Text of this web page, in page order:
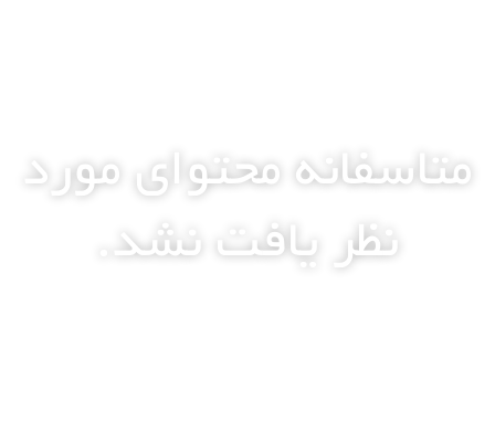
متاسفانه محتوای مورد
نظر یافت نشد.